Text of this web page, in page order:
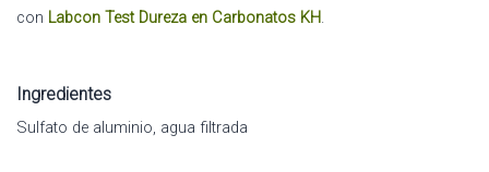
con Labcon Test Dureza en Carbonatos KH.
Ingredientes
Sulfato de aluminio, agua filtrada